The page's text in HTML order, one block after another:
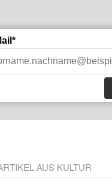
AUS KULTUR